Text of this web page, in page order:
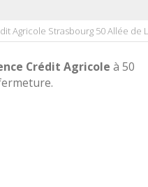
Agricole Strasbourg 50 Allée de
Crédit Agricole à 50